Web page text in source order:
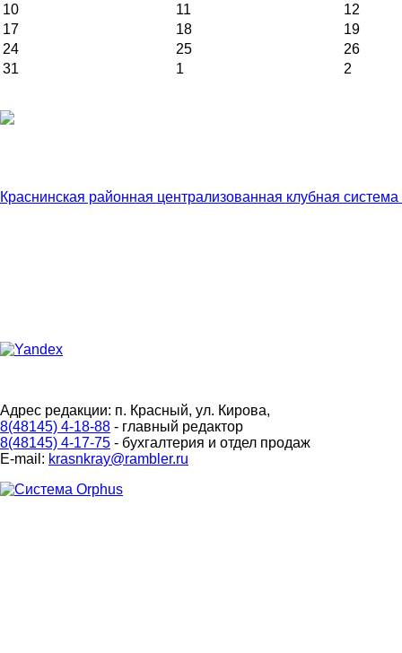
10 11
12
17
18
19
24
25
26
31
1 2
Краснинская районная централизованная клубная
Адрес редакции: п. Красный, ул. Кирова,
8(48145) 4-18-88 - главный редактор
8(48145) 4-17-75 - бухгалтерия и отдел продаж
E-mail: krasnkray@rambler.ru